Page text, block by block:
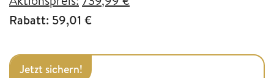
Rabatt: 59,01 €
Jetzt sichern!